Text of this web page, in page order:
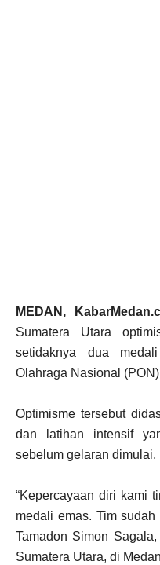
MEDAN,
Sumatera Utara
setidaknya dua
Olahraga Nasional
Optimisme tersebut
dan latihan intensif
sebelum gelaran dimulai.
“Kepercayaan diri kami
medali emas. Tim
Tamadon Simon
Sumatera Utara, di